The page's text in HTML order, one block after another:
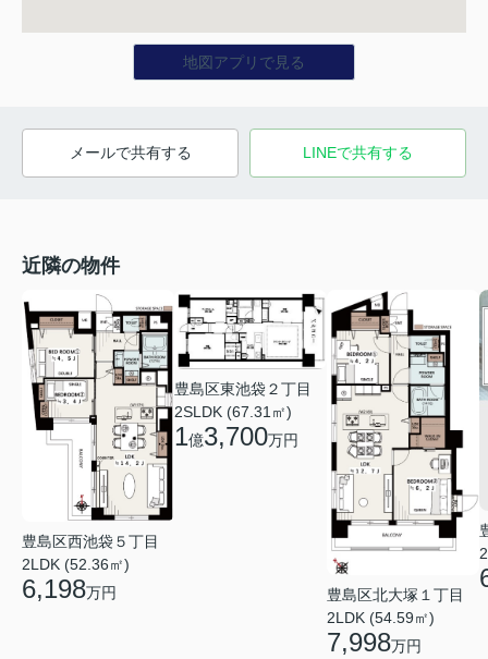
地図アプリで見る
メールで共有する LINEで共有する
近隣の物件
豊島区西池袋５丁目
2LDK (52.36㎡)
6,198万円
豊島区東池袋２丁目
2SLDK (67.31㎡)
1億3,700万円
豊島区北大塚１丁目
2LDK (54.59㎡)
7,998万円